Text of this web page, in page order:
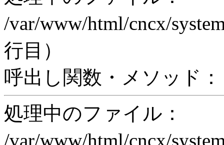
/var/www/html/cncx/
行目）
呼出し関数・メソッド：
処理中のファイル：
/var/www/html/cncx/